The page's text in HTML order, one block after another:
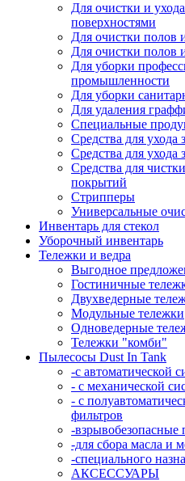
Для очистки и
поверхностями
Для очистки полов
Для очистки полов
Для уборки
промышленности
Для уборки
Для удаления
Специальные
Средства для ухода
Средства для
Средства для
покрытий
Стрипперы
Универсальные
Инвентарь для стекол
Уборочный инвентарь
Тележки и ведра
Выгодное
Гостиничные
Двухведерные
Модульные тележки
Одноведерные
Тележки "комби"
Пылесосы Dust In Tank
-с автоматической
- с механической
- с
фильтров
-взрывобезопасные
-для сбора масла и
-специального
АКСЕССУАРЫ